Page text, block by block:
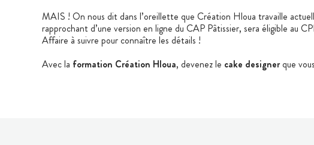
MAIS ! On nous dit dans l’oreillette que Création Hloua travaille
rapprochant d’une version en ligne du CAP Pâtissier, sera éligible au
Affaire à suivre pour connaître les détails !
Avec la formation Création Hloua, devenez le cake designerque